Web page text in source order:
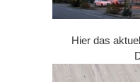
Hier das